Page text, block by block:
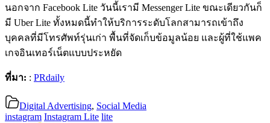
นอกจาก Facebook Lite วันนี้เรามี Messenger Lite ขณะเดียวกันก็
มี Uber Lite ทั้งหมดนี้ทำให้บริการระดับโลกสามารถเข้าถึง
บุคคลที่มีโทรศัพท์รุ่นเก่า พื้นที่จัดเก็บข้อมูลน้อย และผู้ที่ใช้แพค
เกจอินเทอร์เน็ตแบบประหยัด
ที่มา: : PRdaily
Digital Advertising, Social Media
instagram Instagram Lite lite